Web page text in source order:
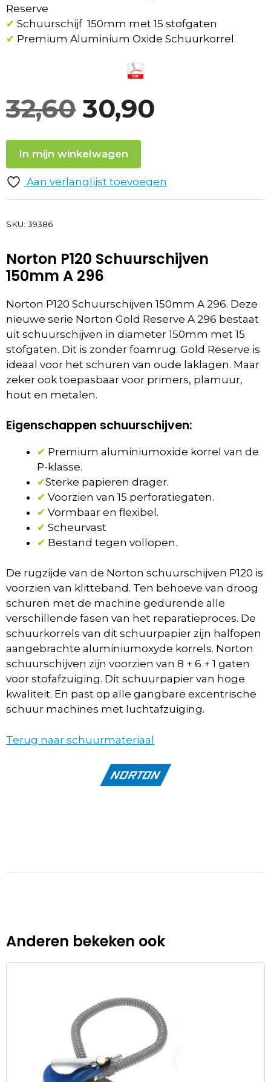
Reserve
✔ Schuurschijf 150mm met 15 stofgaten
✔ Premium Aluminium Oxide Schuurkorrel
32,60
prijs
was:
30,90
is:
In mijn winkelwagen
Aan verlanglijst toevoegen
SKU: 39386
Norton P120 Schuurschijven
150mm A 296
Norton P120 Schuurschijven 150mm A 296. Deze
nieuwe serie Norton Gold Reserve A 296 bestaat
uit schuurschijven in diameter 150mm met 15
stofgaten. Dit is zonder foamrug. Gold Reserve is
ideaal voor het schuren van oude laklagen. Maar
zeker ook toepasbaar voor primers, plamuur,
hout en metalen.
Eigenschappen schuurschijven:
✔ Premium aluminiumoxide korrel van de
P-klasse.
✔Sterke papieren drager.
✔ Voorzien van 15 perforatiegaten.
✔ Vormbaar en flexibel.
✔ Scheurvast
✔ Bestand tegen vollopen.
De rugzijde van de Norton schuurschijven P120 is
voorzien van klitteband. Ten behoeve van droog
schuren met de machine gedurende alle
verschillende fasen van het reparatieproces. De
schuurkorrels van dit schuurpapier zijn halfopen
aangebrachte aluminiumoxyde korrels. Norton
schuurschijven zijn voorzien van 8 + 6 + 1 gaten
voor stofafzuiging. Dit schuurpapier van hoge
kwaliteit. En past op alle gangbare excentrische
schuur machines met luchtafzuiging.
Terug naar schuurmateriaal
Anderen bekeken ook